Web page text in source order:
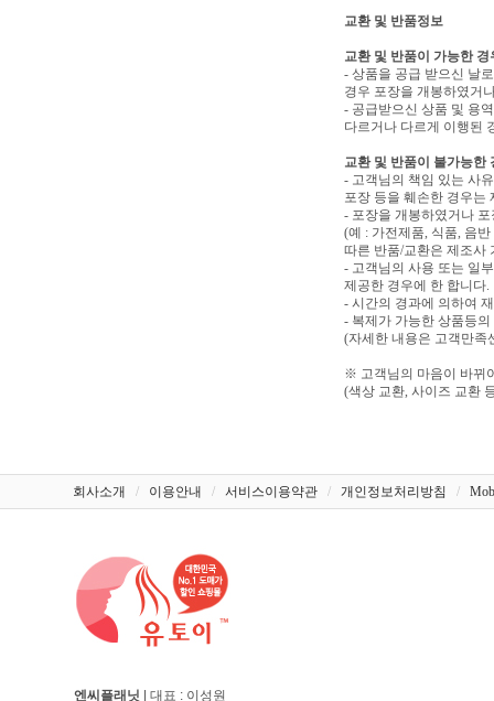
교환 및 반품정보
교환 및 반품이 가능한 경
- 상품을 공급 받으신 날
경우 포장을 개봉하였거
- 공급받으신 상품 및 용
다르거나 다르게 이행된
교환 및 반품이 불가능한
- 고객님의 책임 있는 사
포장 등을 훼손한 경우는
- 포장을 개봉하였거나
(예 : 가전제품, 식품, 음
따른 반품/교환은 제조사
- 고객님의 사용 또는 일
제공한 경우에 한 합니다.
- 시간의 경과에 의하여
- 복제가 가능한 상품등
(자세한 내용은 고객만족
※ 고객님의 마음이 바뀌
(색상 교환, 사이즈 교환
회사소개 / 이용안내 / 서비스이용약관 / 개인정보처리방침 /
엔씨플래닛 | 대표 : 이성원